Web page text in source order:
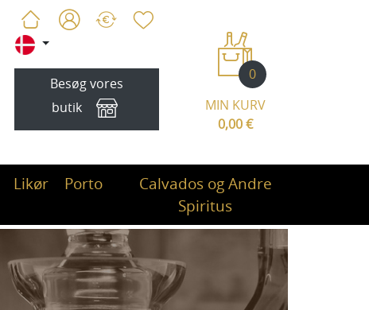
Besøg vores
butik
0
MIN KURV
0,00 €
Likør Porto
Calvados og Andre
Spiritus